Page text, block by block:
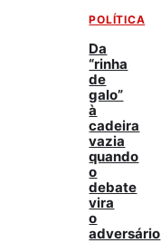
POLÍTICA
Da
“rinha
de
galo”
à
cadeira
vazia
quando
o
debate
vira
o
adversário